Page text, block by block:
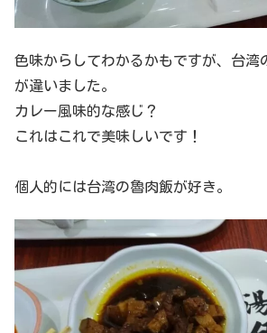
色味からしてわかるかもですが、台湾
が違いました。
カレー風味的な感じ？
これはこれで美味しいです！
個人的には台湾の魯肉飯が好き。